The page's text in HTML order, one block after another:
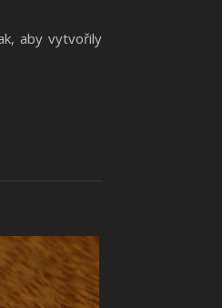
aby vytvořily